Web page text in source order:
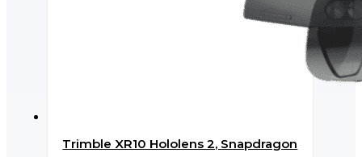
Trimble XR10 Hololens 2, Snapdragon